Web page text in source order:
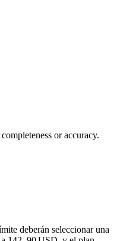
or accuracy.
deberán seleccionar una